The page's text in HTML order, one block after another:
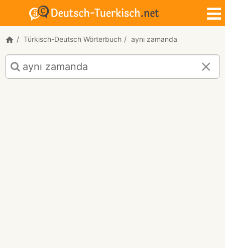
Türkisch-Deutsch Wörterbuch aynı zamanda
Türkisch-
Deutsch
Übersetzung